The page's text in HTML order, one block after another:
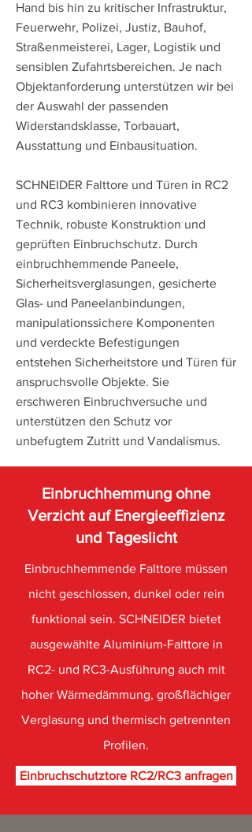
Hand bis hin zu kritischer Infrastruktur,
Feuerwehr, Polizei, Justiz, Bauhof,
Straßenmeisterei, Lager, Logistik und
sensiblen Zufahrtsbereichen. Je nach
Objektanforderung unterstützen wir bei
der Auswahl der passenden
Widerstandsklasse, Torbauart,
Ausstattung und Einbausituation.
SCHNEIDER Falttore und Türen in RC2
und RC3 kombinieren innovative
Technik, robuste Konstruktion und
geprüften Einbruchschutz. Durch
einbruchhemmende Paneele,
Sicherheitsverglasungen, gesicherte
Glas- und Paneelanbindungen,
manipulationssichere Komponenten
und verdeckte Befestigungen
entstehen Sicherheitstore und Türen für
anspruchsvolle Objekte. Sie
erschweren Einbruchversuche und
unterstützen den Schutz vor
unbefugtem Zutritt und Vandalismus.​
Einbruchhemmung ohne
Verzicht auf Energieeffizienz
und Tageslicht
Einbruchhemmende Falttore müssen
nicht geschlossen, dunkel oder rein
funktional sein. SCHNEIDER bietet
ausgewählte Aluminium-Falttore in
RC2- und RC3-Ausführung auch mit
hoher Wärmedämmung, großflächiger
Verglasung und thermisch getrennten
Profilen.
Einbruchschutztore RC2/RC3 anfragen